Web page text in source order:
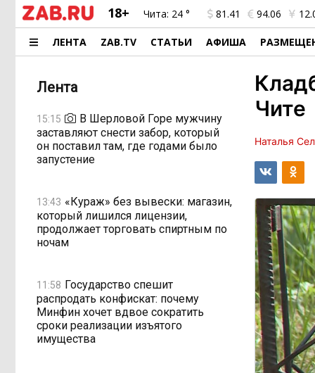
18+ Чита: 24 ° 81.41 94.06
ЛЕНТА ZAB.TV СТАТЬИ АФИША
Лента
15:15
В Шерловой Горе мужчину
заставляют снести забор, который
он поставил там, где годами было
запустение
13:43 «Кураж» без вывески: магазин,
который лишился лицензии,
продолжает торговать спиртным по
ночам
11:58 Государство спешит
распродать конфискат: почему
Минфин хочет вдвое сократить
сроки реализации изъятого
имущества
Чите
Наталья